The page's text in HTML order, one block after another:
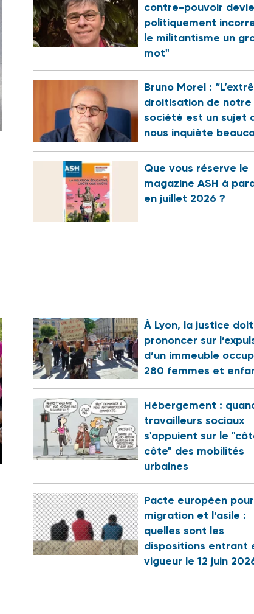
contre-pouvoir
politiquement
le militantisme un
mot"
Bruno Morel :
droitisation de notre
société est un sujet
nous inquiète
Que vous réserve le
magazine ASH à
en juillet 2026 ?
À Lyon, la justice
prononcer sur
d’un immeuble
280 femmes et
Hébergement :
travailleurs sociaux
s'appuient sur le
côte" des mobilités
urbaines
Pacte européen
migration et l’asile :
quelles sont les
dispositions entrant
vigueur le 12 juin